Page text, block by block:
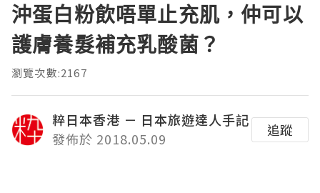
沖蛋白粉飲唔單止充肌，仲可以
護膚養髮補充乳酸菌？
瀏覽次數:2167
粹日本香港 － 日本旅遊達人手記
發佈於 2018.05.09
追蹤